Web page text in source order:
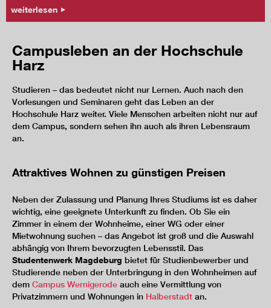
weiterlesen
Campusleben an der Hochschule
Harz
Studieren – das bedeutet nicht nur Lernen. Auch nach den
Vorlesungen und Seminaren geht das Leben an der
Hochschule Harz weiter. Viele Menschen arbeiten nicht nur auf
dem Campus, sondern sehen ihn auch als ihren Lebensraum
an.
Attraktives Wohnen zu günstigen Preisen
Neben der Zulassung und Planung Ihres Studiums ist es daher
wichtig, eine geeignete Unterkunft zu finden. Ob Sie ein
Zimmer in einem der Wohnheime, einer WG oder einer
Mietwohnung suchen – das Angebot ist groß und die Auswahl
abhängig von Ihrem bevorzugten Lebensstil. Das
Studentenwerk Magdeburg bietet für Studienbewerber und
Studierende neben der Unterbringung in den Wohnheimen auf
dem Campus Wernigerode auch eine Vermittlung von
Privatzimmern und Wohnungen in Halberstadt an.